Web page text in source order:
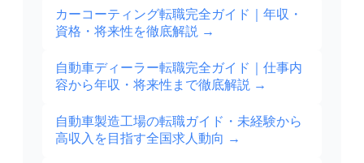
カーコーティング転職完全ガイド｜年収・
資格・将来性を徹底解説 →
自動車ディーラー転職完全ガイド｜仕事内
容から年収・将来性まで徹底解説 →
自動車製造工場の転職ガイド・未経験から
高収入を目指す全国求人動向 →